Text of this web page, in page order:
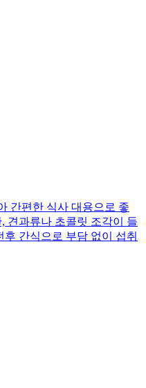
간편한 식사 대용으로 좋
견과류나 초콜릿 조각이 들
간식으로 부담 없이 섭취